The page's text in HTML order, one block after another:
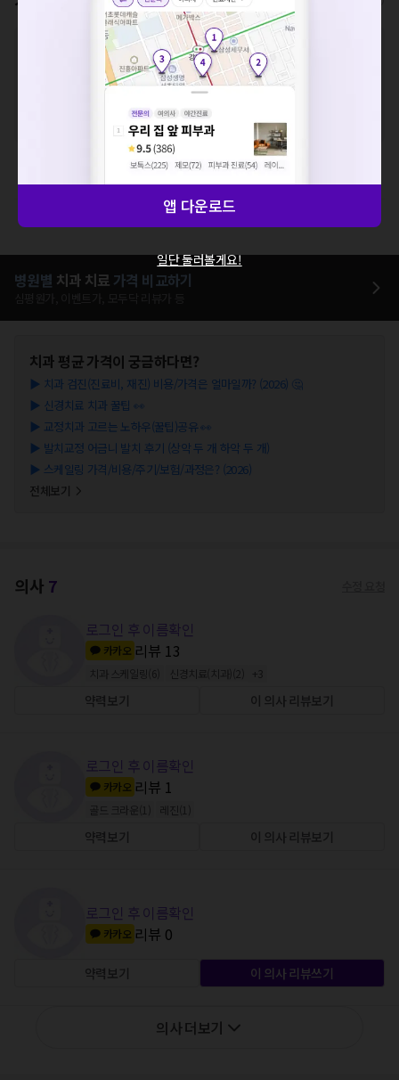
비급여 항목의 경우,추가비용 등으로 실제 가격과 상이할 수 있으니, 정확
한 가격은 해당 의료기관에 직접 문의해주세요.
급여 항목의 경우,건강보험심사평가원에 고지되어 있는 급여 진료 기준 가
격입니다. (진료와 연관된 복합적인 비용이 추가되어, 병원마다 금액이 다르게
산정될 수 있는 점 참고 바랍니다.)
※ 이벤트가, 할인가는VAT 포함
치과치료
병원별 치과 치료 가격 비교하기
치과 평균 가격이 궁금하다면?
▶ 치과 검진(진료비, 재진) 비용/가격은 얼마일까? (2026) 🤔
▶ 신경치료 치과 꿀팁 👀
▶ 교정치과 고르는 노하우(꿀팁)공유 👀
▶ 발치교정 어금니 발치 후기 (상악 두 개 하악 두 개)
▶ 스케일링 가격/비용/주기/보험/과정은? (2026)
전체보기
의사 7
로그인 후 이름확인
카카오 리뷰 13
치과 스케일링 6 신경치료(치과) + 3
약력보기 이 의사 리뷰보기
로그인 후 이름확인
카카오 리뷰 1
골드 크라운 레진
약력보기 이 의사 리뷰보기
로그인 후 이름확인
카카오 리뷰 0
약력보기 이 의사 리뷰쓰기
의사 더보기
요청하신 작업을 처리하지 못했습니다.
네트워크 또는 서버의 일시적인 오류로, 잠시 후 다시 시도해주
세요. 지속적으로 문제가 발생할 경우 모두닥 채널톡으로 문의
앱 다운로드
일단 둘러볼게요!